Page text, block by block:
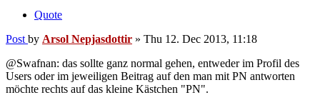
Quote
Post by Arsol Nepjasdottir » Thu 12. Dec 2013, 11:18
@Swafnan: das sollte ganz normal gehen, entweder im Profil des
Users oder im jeweiligen Beitrag auf den man mit PN antworten
möchte rechts auf das kleine Kästchen "PN".